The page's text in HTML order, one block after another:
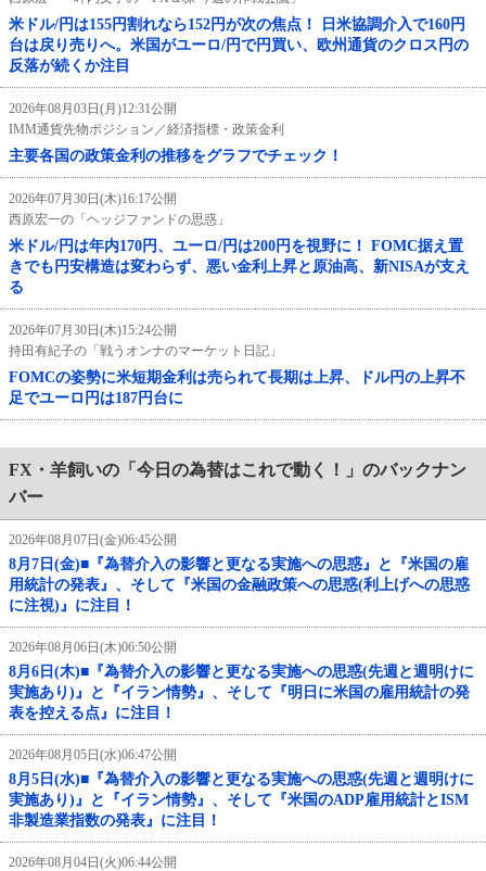
米ドル/円は155円割れなら152円が次の焦点！ 日米協調介入で160円
台は戻り売りへ。米国がユーロ/円で円買い、欧州通貨のクロス円の
反落が続くか注目
2026年08月03日(月)12:31公開
IMM通貨先物ポジション／経済指標・政策金利
主要各国の政策金利の推移をグラフでチェック！
2026年07月30日(木)16:17公開
西原宏一の「ヘッジファンドの思惑」
米ドル/円は年内170円、ユーロ/円は200円を視野に！ FOMC据え置
きでも円安構造は変わらず、悪い金利上昇と原油高、新NISAが支え
る
2026年07月30日(木)15:24公開
持田有紀子の「戦うオンナのマーケット日記」
FOMCの姿勢に米短期金利は売られて長期は上昇、ドル円の上昇不
足でユーロ円は187円台に
FX・羊飼いの「今日の為替はこれで動く！」のバックナン
バー
2026年08月07日(金)06:45公開
8月7日(金)■『為替介入の影響と更なる実施への思惑』と『米国の雇
用統計の発表』、そして『米国の金融政策への思惑(利上げへの思惑
に注視)』に注目！
2026年08月06日(木)06:50公開
8月6日(木)■『為替介入の影響と更なる実施への思惑(先週と週明けに
実施あり)』と『イラン情勢』、そして『明日に米国の雇用統計の発
表を控える点』に注目！
2026年08月05日(水)06:47公開
8月5日(水)■『為替介入の影響と更なる実施への思惑(先週と週明けに
実施あり)』と『イラン情勢』、そして『米国のADP雇用統計とISM
非製造業指数の発表』に注目！
2026年08月04日(火)06:44公開